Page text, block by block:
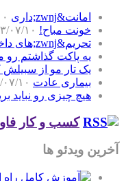
امانت&zwnj;داری
خونت مباح! ۱۴۰۳/
تحریم&zwnj;های داخلی
یه پاکت گذاشتم
یک تار مو از سبیلش
بیماری عادت
هیچ چیزی رو نباید
کسب و کار فاوا
آخرین ویدئو ها